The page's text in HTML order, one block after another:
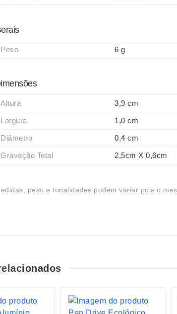
Peso 6 g
Altura 3,9 cm
Largura 1,0 cm
Diâmetro 0,4 cm
Gravação Total 2,5cm X 0,6cm
peso e tonalidades podem variar pois o